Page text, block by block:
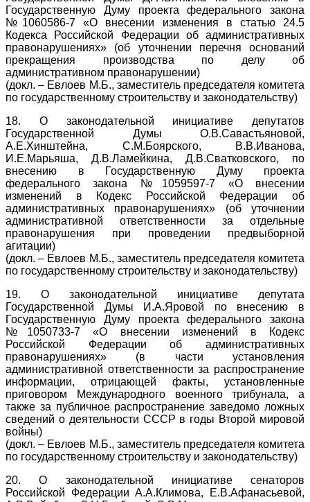
Государственную Думу проекта федерального закона
№1060586-7 «О внесении изменения в статью 24.5
Кодекса Российской Федерации об административных
правонарушениях» (об уточнении перечня оснований
прекращения производства по делу об
административном правонарушении)
(докл. – Евлоев М.Б., заместитель председателя комитета
по государственному строительству и законодательству)
18. О законодательной инициативе депутатов
Государственной Думы О.В.Савастьяновой,
А.Е.Хинштейна, С.М.Боярского, В.В.Иванова,
И.Е.Марьяша, Д.В.Ламейкина, Д.В.Сватковского, по
внесению в Государственную Думу проекта
федерального закона №1059597-7 «О внесении
изменений в Кодекс Российской Федерации об
административных правонарушениях» (об уточнении
административной ответственности за отдельные
правонарушения при проведении предвыборной
агитации)
(докл. – Евлоев М.Б., заместитель председателя комитета
по государственному строительству и законодательству)
19. О законодательной инициативе депутата
Государственной Думы И.А.Яровой по внесению в
Государственную Думу проекта федерального закона
№1050733-7 «О внесении изменений в Кодекс
Российской Федерации об административных
правонарушениях» (в части установления
административной ответственности за распространение
информации, отрицающей факты, установленные
приговором Международного военного трибунала, а
также за публичное распространение заведомо ложных
сведений о деятельности СССР в годы Второй мировой
войны)
(докл. – Евлоев М.Б., заместитель председателя комитета
по государственному строительству и законодательству)
20. О законодательной инициативе сенаторов
Российской Федерации А.А.Климова, Е.В.Афанасьевой,